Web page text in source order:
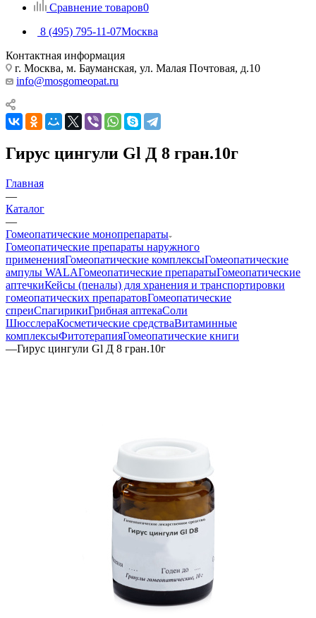
Сравнение товаров0
8 (495) 795-11-07Москва
Контактная информация
г. Москва, м. Бауманская, ул. Малая Почтовая, д.10
info@mosgomeopat.ru
Гирус цингули Gl Д 8 гран.10г
Главная
—
Каталог
—
Гомеопатические монопрепараты
Гомеопатические препараты наружного
примененияГомеопатические комплексыГомеопатические
ампулы WALAГомеопатические препаратыГомеопатические
аптечкиКейсы (пеналы) для хранения и транспортировки
гомеопатических препаратовГомеопатические
спреиСпагирикиГрибная аптекаСоли
ШюсслераКосметические средстваВитаминные
комплексыФитотерапияГомеопатические книги
—Гирус цингули Gl Д 8 гран.10г